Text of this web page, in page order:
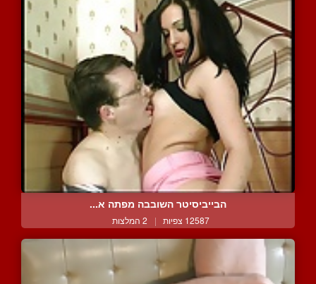
הבייביסיטר השובבה מפתה א...
12587 צפיות | 2 המלצות